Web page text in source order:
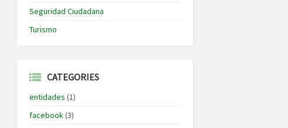
Seguridad Ciudadana
Turismo
CATEGORIES
entidades (1)
facebook(3)